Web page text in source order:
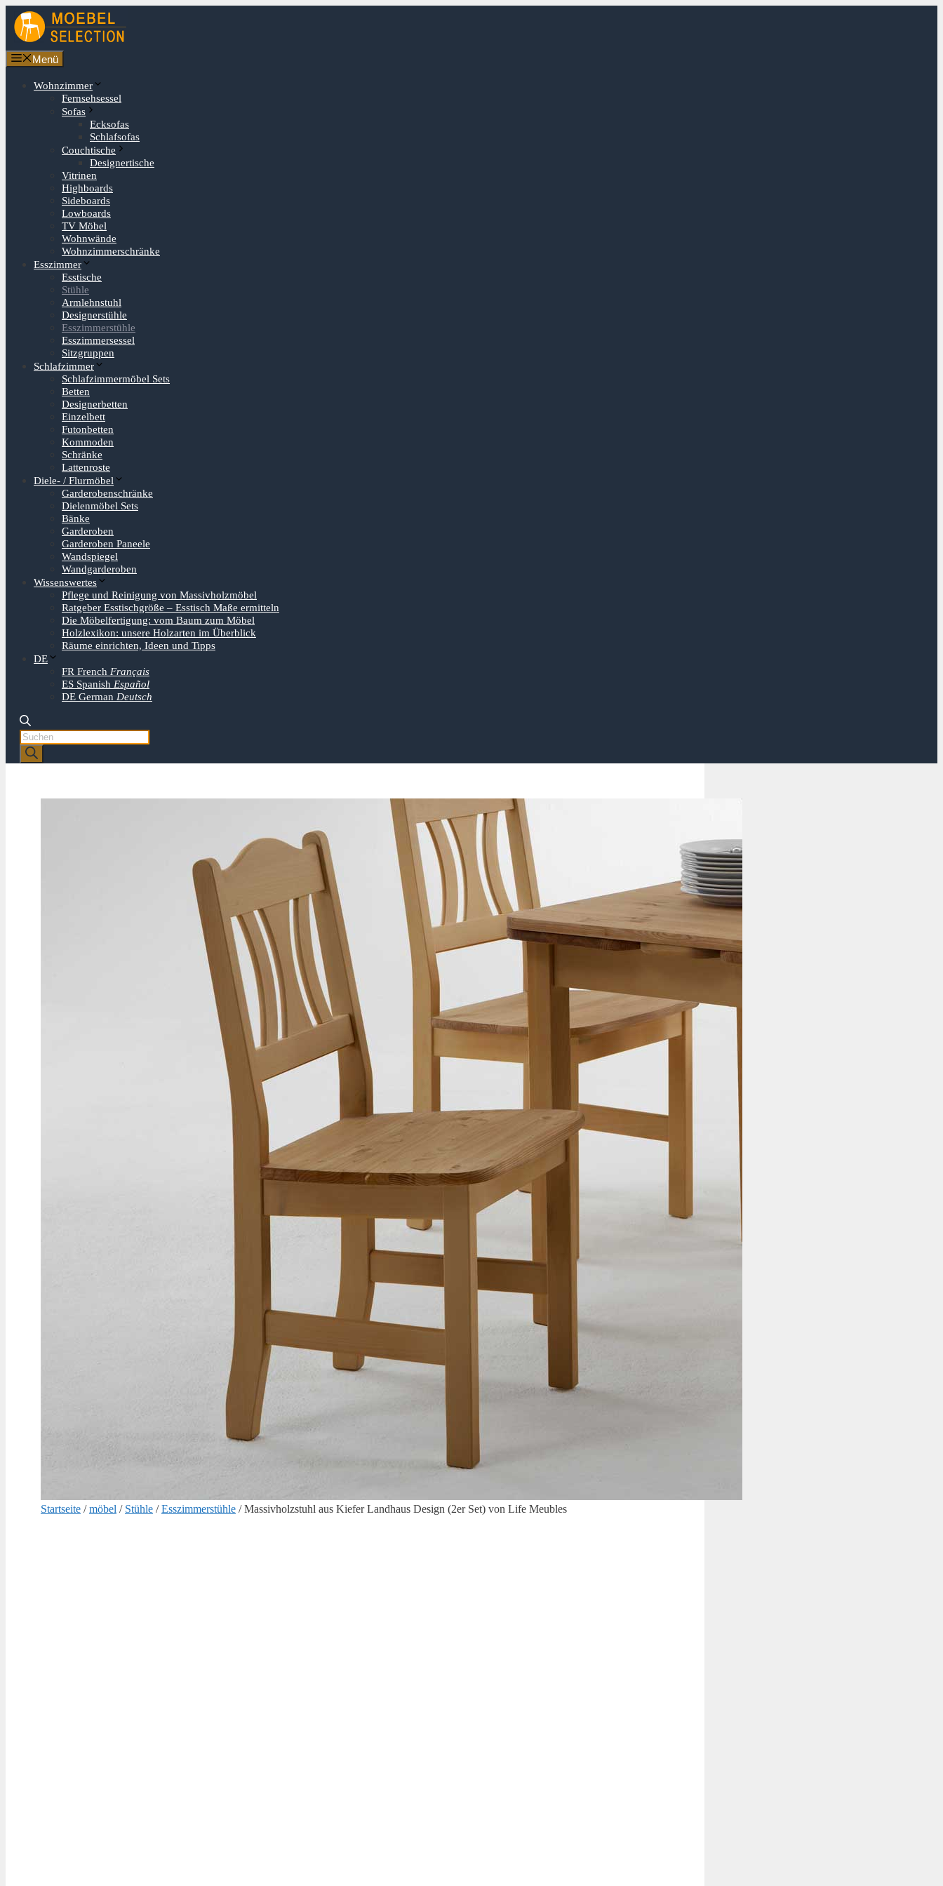
Zum
Inhalt
springen
Menü
Wohnzimmer
Fernsehsessel
Sofas
Ecksofas
Schlafsofas
Couchtische
Designertische
Vitrinen
Highboards
Sideboards
Lowboards
TV Möbel
Wohnwände
Wohnzimmerschränke
Esszimmer
Esstische
Stühle
Armlehnstuhl
Designerstühle
Esszimmerstühle
Esszimmersessel
Sitzgruppen
Schlafzimmer
Schlafzimmermöbel Sets
Betten
Designerbetten
Einzelbett
Futonbetten
Kommoden
Schränke
Lattenroste
Diele- / Flurmöbel
Garderobenschränke
Dielenmöbel Sets
Bänke
Garderoben
Garderoben Paneele
Wandspiegel
Wandgarderoben
Wissenswertes
Pflege und Reinigung von Massivholzmöbel
Ratgeber Esstischgröße – Esstisch Maße ermitteln
Die Möbelfertigung: vom Baum zum Möbel
Holzlexikon: unsere Holzarten im Überblick
Räume einrichten, Ideen und Tipps
DE
FR French Français
ES Spanish Español
DE German Deutsch
Products
search
Startseite /möbel / Stühle /Esszimmerstühle / Massivholzstuhl aus Kiefer Landhaus Design (2er Set) von Life Meubles